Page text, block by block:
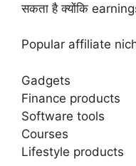
सकता है क्योंकि
Popular affiliate
Gadgets
Finance products
Software tools
Courses
Lifestyle products